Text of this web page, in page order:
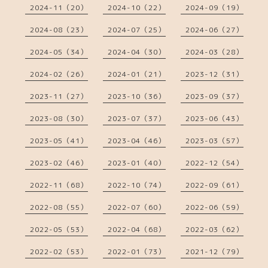
2024-11（20） 2024-10（22） 2024-09（19）
2024-08（23） 2024-07（25） 2024-06（27）
2024-05（34） 2024-04（30） 2024-03（28）
2024-02（26） 2024-01（21） 2023-12（31）
2023-11（27） 2023-10（36） 2023-09（37）
2023-08（30） 2023-07（37） 2023-06（43）
2023-05（41） 2023-04（46） 2023-03（57）
2023-02（46） 2023-01（40） 2022-12（54）
2022-11（68） 2022-10（74） 2022-09（61）
2022-08（55） 2022-07（60） 2022-06（59）
2022-05（53） 2022-04（68） 2022-03（62）
2022-02（53） 2022-01（73） 2021-12（79）